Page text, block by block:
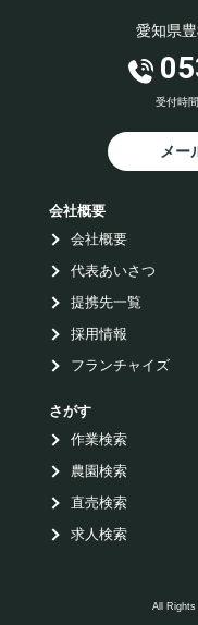
愛知県
受付時
メー
会社概要
会社概要
代表あいさつ
提携先一覧
採用情報
フランチャイズ
さがす
作業検索
農園検索
直売検索
求人検索
All